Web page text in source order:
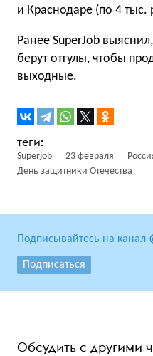
и Краснодаре (по 4 тыс.
Ранее SuperJob
берут отгулы, чтобы
выходные.
Superjob 23 февраля
День защитники Отечества
Подписывайтесь на канал
Подписаться
Обсудить с другими